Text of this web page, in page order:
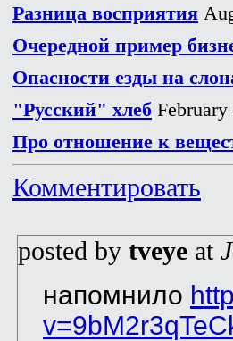
Разница восприятия
Очередной пример
Опасности езды на
"Русский" хлеб
Про отношение к
Комментировать
posted by tveye at
напомнило